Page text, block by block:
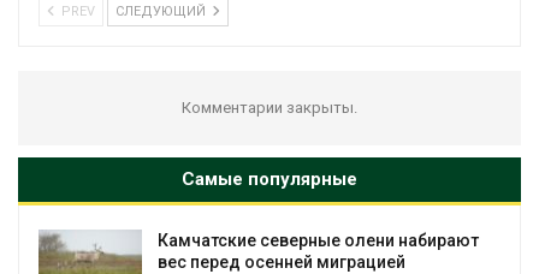
PREV СЛЕДУЮЩИЙ
Комментарии закрыты.
Самые популярные
Камчатские северные олени набирают
вес перед осенней миграцией